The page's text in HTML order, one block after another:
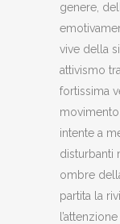
genere,
vive della
attivismo
fortissima
intente a
disturbanti
ombre
partita la